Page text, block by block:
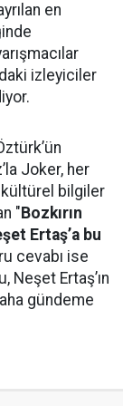
en
izleyiciler
Joker, her
bilgiler
"Bozkırın
Ertaş’a bu
cevabı ise
Neşet Ertaş’ın
gündeme